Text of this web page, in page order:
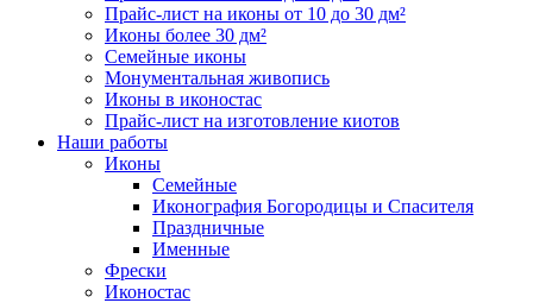
Прайс-лист на иконы от 10 до 30 дм²
Иконы более 30 дм²
Семейные иконы
Монументальная живопись
Иконы в иконостас
Прайс-лист на изготовление киотов
Наши работы
Иконы
Семейные
Иконография Богородицы и Спасителя
Праздничные
Именные
Фрески
Иконостас